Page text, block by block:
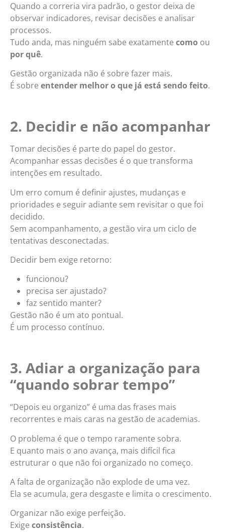
Quando a correria vira padrão, o gestor deixa de
observar indicadores, revisar decisões e analisar
processos.
Tudo anda, mas ninguém sabe exatamente como ou
por quê.
Gestão organizada não é sobre fazer mais.
É sobre entender melhor o que já está sendo feito.
2. Decidir e não acompanhar
Tomar decisões é parte do papel do gestor.
Acompanhar essas decisões é o que transforma
intenções em resultado.
Um erro comum é definir ajustes, mudanças e
prioridades e seguir adiante sem revisitar o que foi
decidido.
Sem acompanhamento, a gestão vira um ciclo de
tentativas desconectadas.
Decidir bem exige retorno:
funcionou?
precisa ser ajustado?
faz sentido manter?
Gestão não é um ato pontual.
É um processo contínuo.
3. Adiar a organização para
“quando sobrar tempo”
“Depois eu organizo” é uma das frases mais
recorrentes e mais caras na gestão de academias.
O problema é que o tempo raramente sobra.
E quanto mais o ano avança, mais difícil fica
estruturar o que não foi organizado no começo.
A falta de organização não explode de uma vez.
Ela se acumula, gera desgaste e limita o crescimento.
Organizar não exige perfeição.
Exige consistência.